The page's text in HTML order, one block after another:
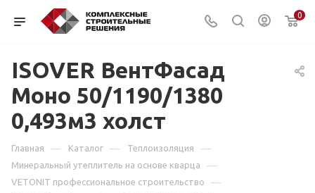
0
ISOVER ВентФасад
Моно 50/1190/1380
0,493м3 холст
Главная — Каталог — Теплоизоляция —
Минеральный утеплитель на основе кварца —
VETONIT профессиональное строительство —